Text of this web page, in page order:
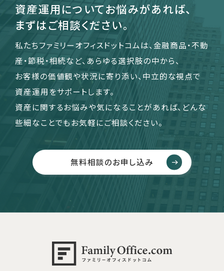
資産運用についてお悩みがあれば、
まずはご相談ください。
私たちファミリーオフィスドットコムは、金融商品・不動
産・節税・相続など、あらゆる選択肢の中から、
お客様の価値観や状況に寄り添い、中立的な視点で
資産運用をサポートします。
資産に関するお悩みや気になることがあれば、どんな
些細なことでもお気軽にご相談ください。
無料相談のお申し込み